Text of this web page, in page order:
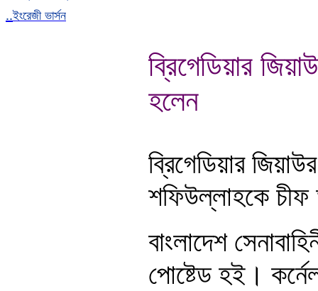
..ইংরেজী ভার্সন
ব্রিগেডিয়ার
হলেন
ব্রিগেডিয়ার
শফিউল্লাহকে চীফ
বাংলাদেশ
পোষ্টেড হই।